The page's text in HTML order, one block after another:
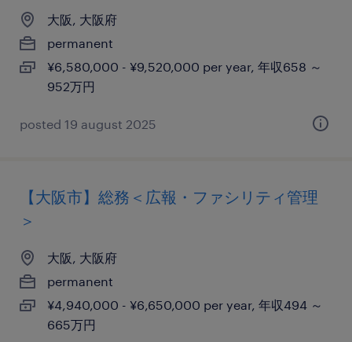
大阪, 大阪府
permanent
¥6,580,000 - ¥9,520,000 per year, 年収658 ～
952万円
posted 19 august 2025
【大阪市】総務＜広報・ファシリティ管理
＞
大阪, 大阪府
permanent
¥4,940,000 - ¥6,650,000 per year, 年収494 ～
665万円